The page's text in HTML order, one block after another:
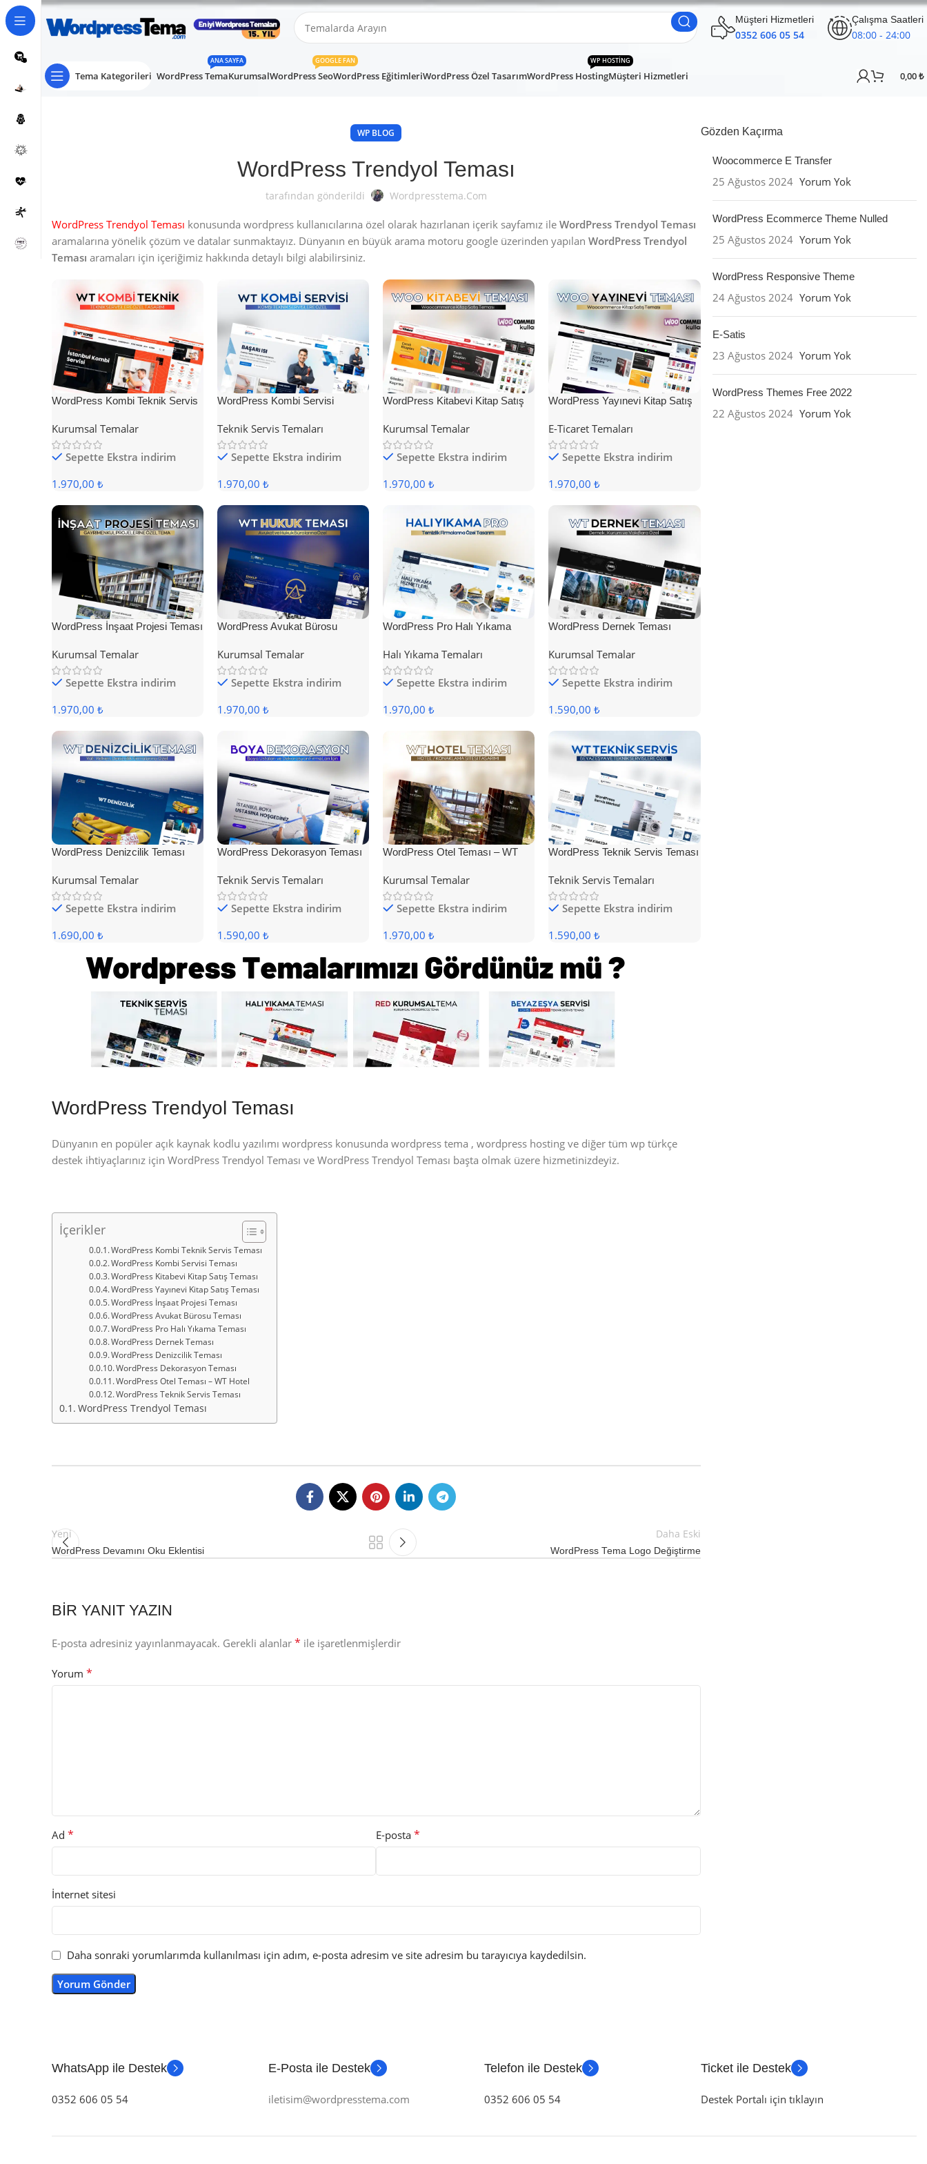
Müşteri Hizmetleri
0352 606 05 54
Çalışma Saatleri
08:00 - 24:00
Tema Kategorileri WordPress Tema
ANA SAYFA
KurumsalWordPress Seo
GOOGLE FAN
WordPress EğitimleriWordPress Özel TasarımWordPress Hosting
WP HOSTING
Müşteri Hizmetleri 0,00₺
WP BLOG
WordPress Trendyol Teması
tarafından gönderildi Wordpresstema.com
WordPress Trendyol Teması konusunda wordpress kullanıcılarına özel olarak hazırlanan içerik sayfamız ile WordPress Trendyol Teması
aramalarına yönelik çözüm ve datalar sunmaktayız. Dünyanın en büyük arama motoru google üzerinden yapılan WordPress Trendyol
Teması aramaları için içeriğimiz hakkında detaylı bilgi alabilirsiniz.
WordPress Kombi Teknik Servis
Kurumsal Temalar
Sepette Ekstra indirim
1.970,00 ₺
WordPress Kombi Servisi
Teknik Servis Temaları
Sepette Ekstra indirim
1.970,00 ₺
WordPress Kitabevi Kitap Satış
Kurumsal Temalar
Sepette Ekstra indirim
1.970,00 ₺
WordPress Yayınevi Kitap Satış
E-Ticaret Temaları
Sepette Ekstra indirim
1.970,00 ₺
WordPress İnşaat Projesi Teması
Kurumsal Temalar
Sepette Ekstra indirim
1.970,00 ₺
WordPress Avukat Bürosu
Kurumsal Temalar
Sepette Ekstra indirim
1.970,00 ₺
WordPress Pro Halı Yıkama
Halı Yıkama Temaları
Sepette Ekstra indirim
1.970,00 ₺
WordPress Dernek Teması
Kurumsal Temalar
Sepette Ekstra indirim
1.590,00 ₺
WordPress Denizcilik Teması
Kurumsal Temalar
Sepette Ekstra indirim
1.690,00 ₺
WordPress Dekorasyon Teması
Teknik Servis Temaları
Sepette Ekstra indirim
1.590,00 ₺
WordPress Otel Teması – WT
Kurumsal Temalar
Sepette Ekstra indirim
1.970,00 ₺
WordPress Teknik Servis Teması
Teknik Servis Temaları
Sepette Ekstra indirim
1.590,00 ₺
WordPress Trendyol Teması
Dünyanın en popüler açık kaynak kodlu yazılımı wordpress konusunda wordpress tema , wordpress hosting ve diğer tüm wp türkçe
destek ihtiyaçlarınız için WordPress Trendyol Teması ve WordPress Trendyol Teması başta olmak üzere hizmetinizdeyiz.
İçerikler
WordPress Kombi Teknik Servis Teması
WordPress Kombi Servisi Teması
WordPress Kitabevi Kitap Satış Teması
WordPress Yayınevi Kitap Satış Teması
WordPress İnşaat Projesi Teması
WordPress Avukat Bürosu Teması
WordPress Pro Halı Yıkama Teması
WordPress Dernek Teması
WordPress Denizcilik Teması
WordPress Dekorasyon Teması
WordPress Otel Teması – WT Hotel
WordPress Teknik Servis Teması
WordPress Trendyol Teması
Yeni
WordPress Devamını Oku Eklentisi
Daha Eski
WordPress Tema Logo Değiştirme
BIR YANIT YAZIN
E-posta adresiniz yayınlanmayacak. Gerekli alanlar * ile işaretlenmişlerdir
Yorum *
Ad * E-posta*
İnternet sitesi
Daha sonraki yorumlarımda kullanılması için adım, e-posta adresim ve site adresim bu tarayıcıya kaydedilsin.
Gözden Kaçırma
Woocommerce E Transfer
25 Ağustos 2024 Yorum Yok
WordPress Ecommerce Theme Nulled
25 Ağustos 2024 Yorum Yok
WordPress Responsive Theme
24 Ağustos 2024 Yorum Yok
E-Satis
23 Ağustos 2024 Yorum Yok
WordPress Themes Free 2022
22 Ağustos 2024 Yorum Yok
WhatsApp ile Destek
0352 606 05 54
E-Posta ile Destek
iletisim@wordpresstema.com
Telefon ile Destek
0352 606 05 54
Ticket ile Destek
Destek Portalı için tıklayın